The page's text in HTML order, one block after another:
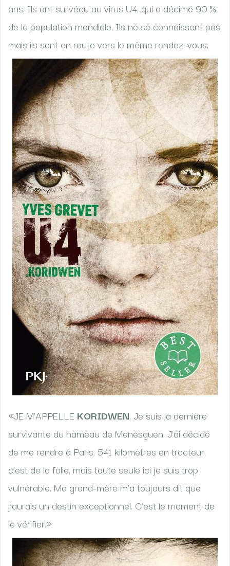
ans. Ils ont survécu au virus U4, qui a décimé 90 %
de la population mondiale. Ils ne se connaissent pas,
mais ils sont en route vers le même rendez-vous.
«JE M’APPELLE KORIDWEN. Je suis la dernière
survivante du hameau de Menesguen. J’ai décidé
de me rendre à Paris. 541 kilomètres en tracteur,
c’est de la folie, mais toute seule ici je suis trop
vulnérable. Ma grand-mère m’a toujours dit que
j’aurais un destin exceptionnel. C’est le moment de
le vérifier.»